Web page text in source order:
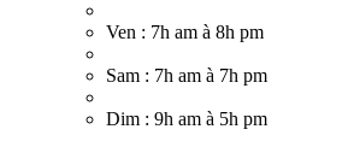
Ven : 7h am à 8h pm
Sam : 7h am à 7h pm
Dim : 9h am à 5h pm